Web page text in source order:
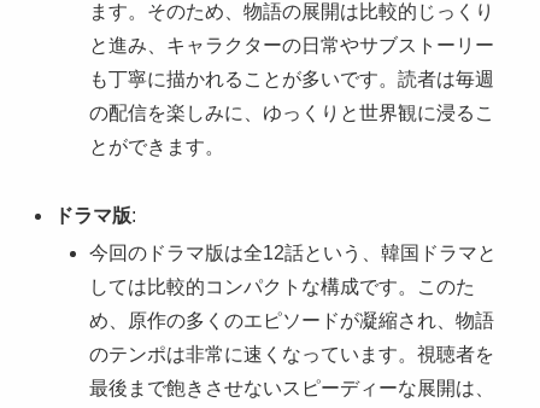
ます。そのため、物語の展開は比較的じっくり
と進み、キャラクターの日常やサブストーリー
も丁寧に描かれることが多いです。読者は毎週
の配信を楽しみに、ゆっくりと世界観に浸るこ
とができます。
ドラマ版:
今回のドラマ版は全12話という、韓国ドラマと
しては比較的コンパクトな構成です。このた
め、原作の多くのエピソードが凝縮され、物語
のテンポは非常に速くなっています。視聴者を
最後まで飽きさせないスピーディーな展開は、